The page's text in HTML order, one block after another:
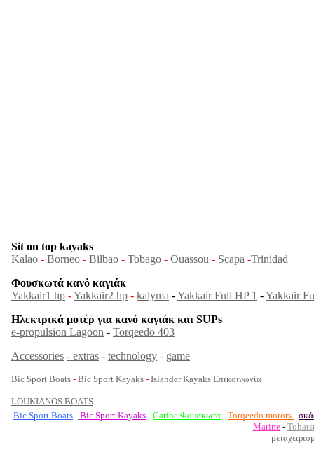
Sit on top kayaks
Kalao - Borneo - Bilbao - Tobago - Ouassou - Scapa -Trinidad
Φουσκωτά κανό καγιάκ
Yakkair1 hp -Yakkair2 hp - kalyma -Yakkair Full HP 1 -Yakkair
Ηλεκτρικά μοτέρ για κανό καγιάκ και SUPs
e-propulsion Lagoon - Torqeedo 403
Accessories - extras - technology - game
Bic Sport Boats - Bic Sport Kayaks - Islander Kayaks Επικοινωνία
LOUKIANOS BOATS
Bic Sport Boats - Bic Sport Kayaks - Caribe Φουσκωτα - Torqeedo motors -
Marine-